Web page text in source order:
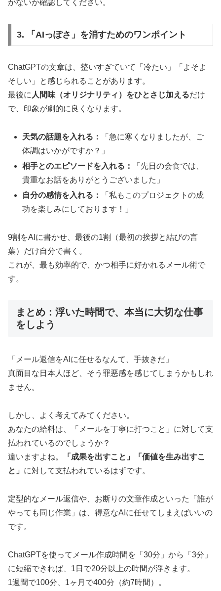
がないか確認してください。
3. 「AIっぽさ」を消すためのワンポイント
ChatGPTの文章は、整いすぎていて「冷たい」「よそよ
そしい」と感じられることがあります。
最後に 人間味（オリジナリティ）をひとさじ加えるだけ
で、印象が劇的に良くなります。
天気の話題を入れる：
「急に寒くなりましたが、ご
体調はいかがですか？」
相手とのエピソードを入れる：
「先日の会食では、
貴重なお話をありがとうございました」
自分の感情を入れる：
「私もこのプロジェクトの成
功を楽しみにしております！」
9割をAIに書かせ、最後の1割（最初の挨拶と結びの言
葉）だけ自分で書く。
これが、最も効率的で、かつ相手に好かれるメール術で
す。
まとめ：浮いた時間で、本当に大切な仕事
をしよう
「メール返信をAIに任せるなんて、手抜きだ」
真面目な日本人ほど、そう罪悪感を感じてしまうかもしれ
ません。
しかし、よく考えてみてください。
あなたの給料は、「メールを丁寧に打つこと」に対して支
払われているのでしょうか？
違いますよね。
「成果を出すこと」「価値を生み出すこ
と」 に対して支払われているはずです。
定型的なメール返信や、お断りの文章作成といった「誰が
やっても同じ作業」は、得意なAIに任せてしまえばいいの
です。
ChatGPTを使ってメール作成時間を「30分」から「3分」
に短縮できれば、1日で20分以上の時間が浮きます。
1週間で100分、1ヶ月で400分（約7時間）。